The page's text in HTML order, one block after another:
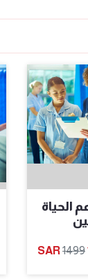
الحياة
1499